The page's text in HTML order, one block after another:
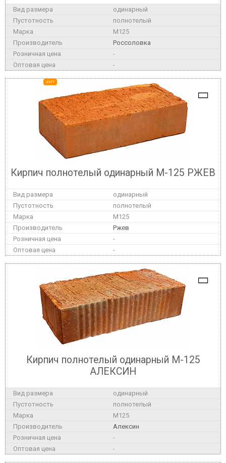
одинарный
полнотелый
M125
Россоловка
-
-
ХИТ
Кирпич полнотелый одинарный М-125 РЖЕВ
одинарный
полнотелый
M125
Ржев
-
-
Кирпич полнотелый одинарный М-125
АЛЕКСИН
одинарный
полнотелый
M125
Алексин
-
-